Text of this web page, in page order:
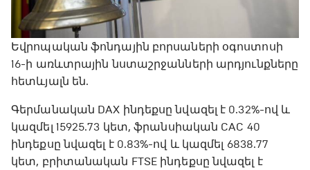
Եվրոպական ֆոնդային բորսաների օգոստոսի
16-ի առևտրային նստաշրջանների արդյունքները
հետևյալն են.
Գերմանական DAX ինդեքսը նվազել է 0.32%-ով և
կազմել 15925.73 կետ, ֆրանսիական CAC 40
ինդեքսը նվազել է 0.83%-ով և կազմել 6838.77
կետ, բրիտանական FTSE ինդեքսը նվազել է